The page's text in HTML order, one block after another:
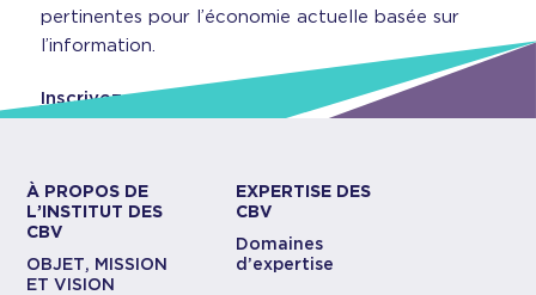
pertinentes pour l’économie actuelle basée sur
l’information.
Inscrivez-vous ici.
À PROPOS DE
L’INSTITUT DES
CBV
OBJET, MISSION
ET VISION
EXPERTISE DES
CBV
Domaines
d’expertise